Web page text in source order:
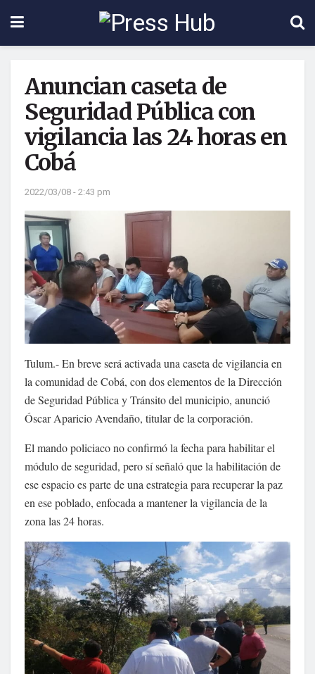
Anuncian caseta de
Seguridad Pública con
vigilancia las 24 horas en
Cobá
2022/03/08 - 2:43 pm
Tulum.- En breve será activada una caseta de vigilancia en
la comunidad de Cobá, con dos elementos de la Dirección
de Seguridad Pública y Tránsito del municipio, anunció
Óscar Aparicio Avendaño, titular de la corporación.
El mando policiaco no confirmó la fecha para habilitar el
módulo de seguridad, pero sí señaló que la habilitación de
ese espacio es parte de una estrategia para recuperar la paz
en ese poblado, enfocada a mantener la vigilancia de la
zona las 24 horas.